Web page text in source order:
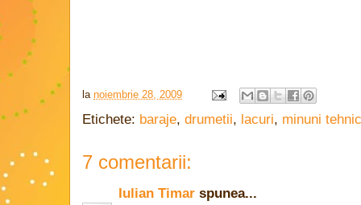
la noiembrie 28, 2009
Etichete: baraje, drumetii, lacuri, minuni
7 comentarii:
Iulian Timar spunea...